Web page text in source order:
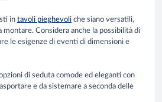
in tavoli pieghevoli che siano versatili,
montare. Considera anche la possibilità di
le esigenze di eventi di dimensioni e
di seduta comode ed eleganti con
e da sistemare a seconda delle